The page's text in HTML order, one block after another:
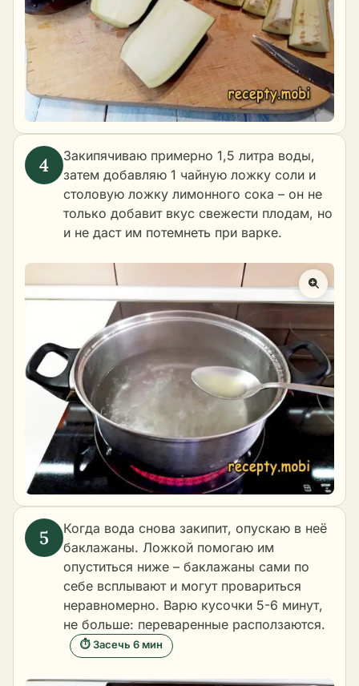
Закипячиваю примерно 1,5 литра воды,
затем добавляю 1 чайную ложку соли и
столовую ложку лимонного сока – он не
только добавит вкус свежести плодам, но
и не даст им потемнеть при варке.
Когда вода снова закипит, опускаю в неё
баклажаны. Ложкой помогаю им
опуститься ниже – баклажаны сами по
себе всплывают и могут провариться
неравномерно. Варю кусочки 5-6 минут,
не больше: пере­варенные расползаются.
⏱ Засечь 6 мин